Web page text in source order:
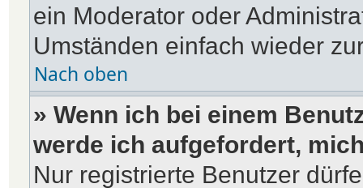
ein Moderator oder
Umständen einfach wieder
Nach oben
» Wenn ich bei einem
werde ich aufgefordert,
Nur registrierte Benutzer